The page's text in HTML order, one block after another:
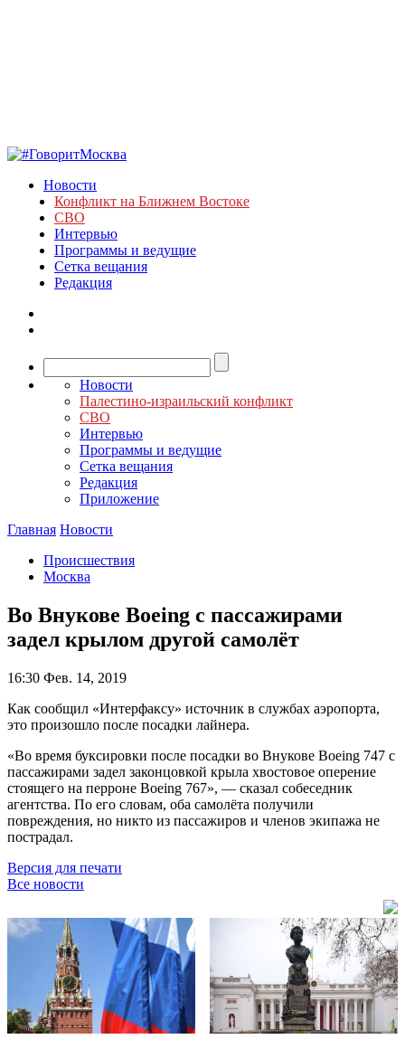
Новости
Конфликт на Ближнем Востоке
СВО
Интервью
Программы и ведущие
Сетка вещания
Редакция
Новости
Палестино-израильский конфликт
СВО
Интервью
Программы и ведущие
Сетка вещания
Редакция
Приложение
Главная Новости
Происшествия
Москва
Во Внукове Boeing с пассажирами
задел крылом другой самолёт
16:30 Фев. 14, 2019
Как сообщил «Интерфаксу» источник в службах аэропорта,
это произошло после посадки лайнера.
«Во время буксировки после посадки во Внукове Boeing 747 с
пассажирами задел законцовкой крыла хвостовое оперение
стоящего на перроне Boeing 767», — сказал собеседник
агентства. По его словам, оба самолёта получили
повреждения, но никто из пассажиров и членов экипажа не
пострадал.
Версия для печати
Все новости